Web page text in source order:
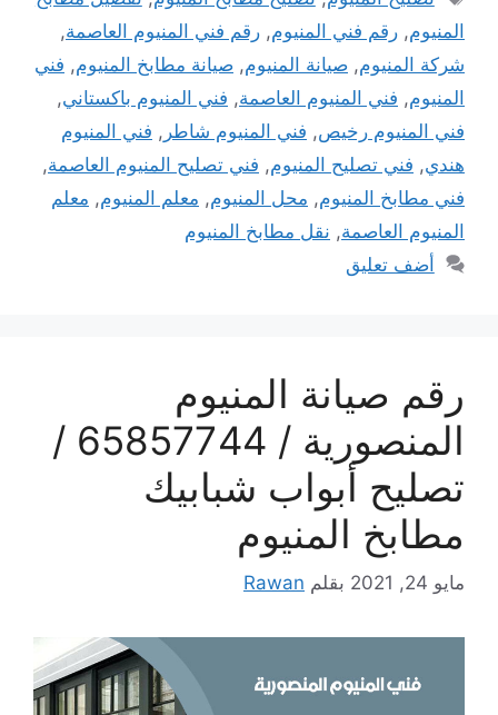
المنيوم, رقم فني المنيوم, رقم فني المنيوم العاصمة,
شركة المنيوم, صيانة المنيوم, صيانة مطابخ المنيوم, فني
المنيوم, فني المنيوم العاصمة, فني المنيوم باكستاني,
فني المنيوم رخيص, فني المنيوم شاطر , فني المنيوم
هندي, فني تصليح المنيوم, فني تصليح المنيوم العاصمة,
فني مطابخ المنيوم, محل المنيوم, معلم المنيوم, معلم
المنيوم العاصمة, نقل مطابخ المنيوم
أضف تعليق
رقم صيانة المنيوم
المنصورية / 65857744 /
تصليح أبواب شبابيك
مطابخ المنيوم
مايو 24, 2021 بقلم Rawan